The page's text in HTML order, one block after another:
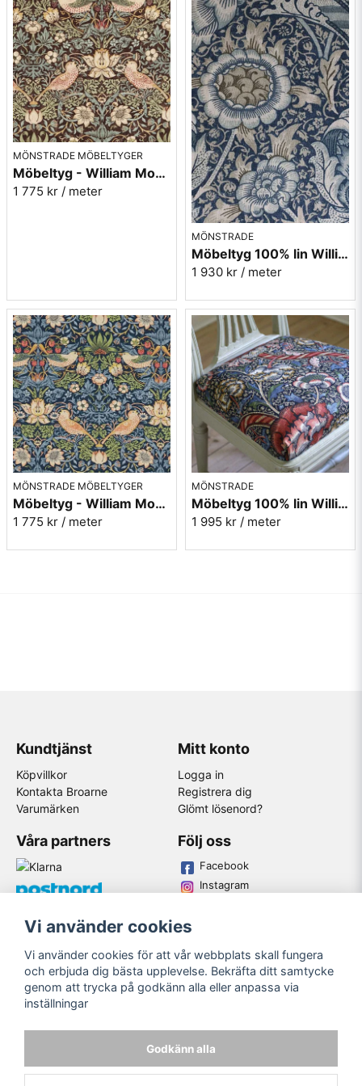
MÖNSTRADE MÖBELTYGER
Möbeltyg - William Morris - Strawberry thief chocloate/slate
1 775 kr / meter
MÖNSTRADE
Möbeltyg 100% lin William Morris - Wandle - blue/stone
1 930 kr / meter
MÖNSTRADE MÖBELTYGER
Möbeltyg - William Morris - Strawberry thief indigo/mineral
1 775 kr / meter
MÖNSTRADE
Möbeltyg 100% lin William Morris - Wandle - indigo/carmine
1 995 kr / meter
handvävd matta som han hade i sitt hem. Det vackra
mönstret med persiska influenser finns nu i nedtonade
färgskalor på dessa vackra möbeltyger som heter
Bullerswood.
Här hittar du alla William Morris tyger
Kundtjänst
Köpvillkor
Kontakta Broarne
Varumärken
Mitt konto
Logga in
Registrera dig
Glömt lösenord?
Våra partners Följ oss
Facebook
Instagram
© Copyright
Vi använder cookies
Vi använder cookies för att vår webbplats skall fungera
och erbjuda dig bästa upplevelse. Bekräfta ditt samtycke
genom att trycka på godkänn alla eller anpassa via
inställningar
Godkänn alla